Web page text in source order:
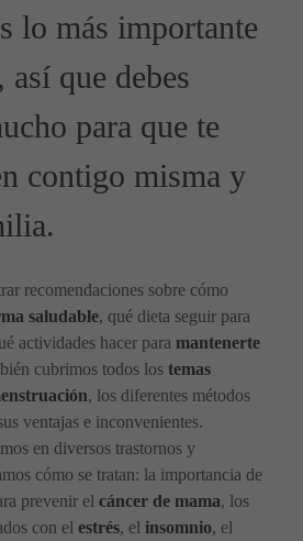
lo más importante
así que debes
para que te
contigo misma y
recomendaciones sobre cómo
saludable, qué dieta seguir para
actividades hacer para mantenerte
cubrimos todos los temas
, los diferentes métodos
ventajas e inconvenientes.
en diversos trastornos y
cómo se tratan: la importancia de
prevenir el cáncer de mama, los
con el estrés, el insomnio, el